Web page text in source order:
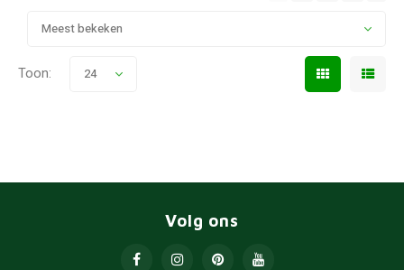
Meest bekeken
Toon: 24
Volg ons